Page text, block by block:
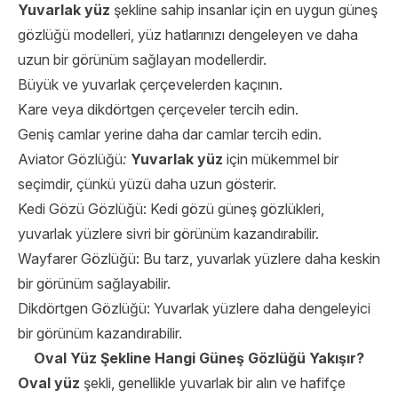
Yuvarlak yüz şekline sahip insanlar için en uygun güneş
gözlüğü modelleri, yüz hatlarınızı dengeleyen ve daha
uzun bir görünüm sağlayan modellerdir.
Büyük ve yuvarlak çerçevelerden kaçının.
Kare veya dikdörtgen çerçeveler tercih edin.
Geniş camlar yerine daha dar camlar tercih edin.
Aviator Gözlüğü: Yuvarlak yüz için mükemmel bir
seçimdir, çünkü yüzü daha uzun gösterir.
Kedi Gözü Gözlüğü: Kedi gözü güneş gözlükleri,
yuvarlak yüzlere sivri bir görünüm kazandırabilir.
Wayfarer Gözlüğü: Bu tarz, yuvarlak yüzlere daha keskin
bir görünüm sağlayabilir.
Dikdörtgen Gözlüğü: Yuvarlak yüzlere daha dengeleyici
bir görünüm kazandırabilir.
Oval Yüz Şekline Hangi Güneş Gözlüğü Yakışır?
Oval yüz şekli, genellikle yuvarlak bir alın ve hafifçe